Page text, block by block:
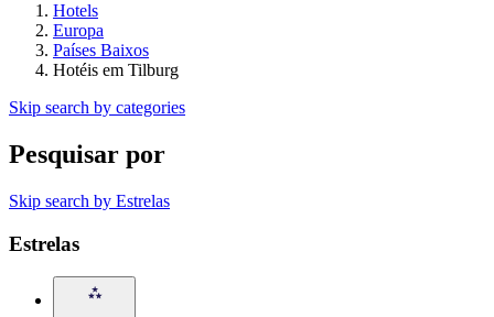
Hotels
Europa
Países Baixos
Hotéis em Tilburg
Skip search by categories
Pesquisar por
Skip search by Estrelas
Estrelas